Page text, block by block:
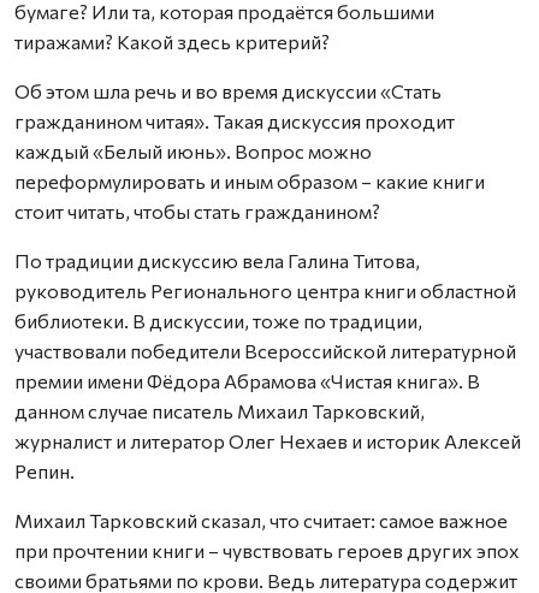
бумаге? Или та, которая продаётся большими
тиражами? Какой здесь критерий?
Об этом шла речь и во время дискуссии «Стать
гражданином читая». Такая дискуссия проходит
каждый «Белый июнь». Вопрос можно
переформулировать и иным образом – какие книги
стоит читать, чтобы стать гражданином?
По традиции дискуссию вела Галина Титова,
руководитель Регионального центра книги областной
библиотеки. В дискуссии, тоже по традиции,
участвовали победители Всероссийской литературной
премии имени Фёдора Абрамова «Чистая книга». В
данном случае писатель Михаил Тарковский,
журналист и литератор Олег Нехаев и историк Алексей
Репин.
Михаил Тарковский сказал, что считает: самое важное
при прочтении книги – чувствовать героев других эпох
своими братьями по крови. Ведь литература содержит